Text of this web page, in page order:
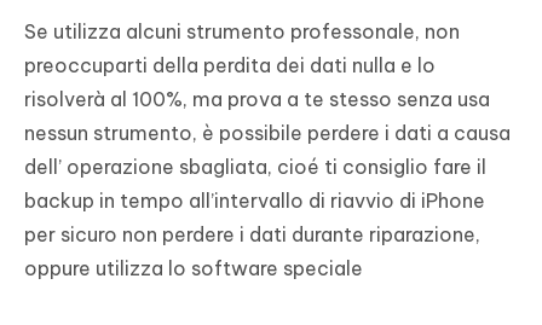
Se utilizza alcuni strumento professonale, non
preoccuparti della perdita dei dati nulla e lo
risolverà al 100%, ma prova a te stesso senza usa
nessun strumento, è possibile perdere i dati a causa
dell’ operazione sbagliata, cioé ti consiglio fare il
backup in tempo all’intervallo di riavvio di iPhone
per sicuro non perdere i dati durante riparazione,
oppure utilizza lo software speciale